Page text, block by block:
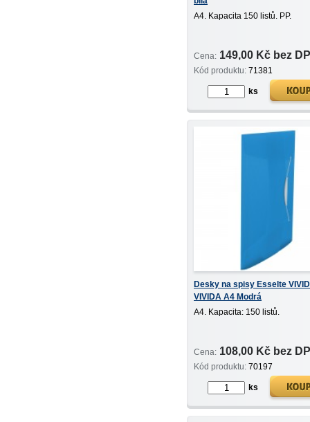
A4. Kapacita 150 listů. PP.
Cena: 149,00 Kč bez
Kód produktu: 71381
ks
Desky na spisy Esselte
VIVIDA A4 Modrá
A4. Kapacita: 150 listů.
Cena: 108,00 Kč bez
Kód produktu: 70197
ks